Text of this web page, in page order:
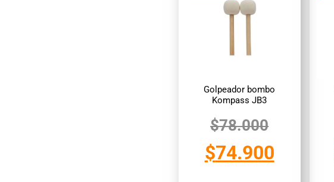
Golpeador bombo
Kompass JB3
$78.000
$74.900